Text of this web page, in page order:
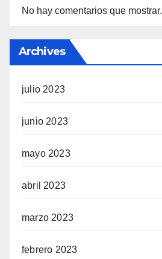
No hay comentarios que mostrar.
Archives
julio 2023
junio 2023
mayo 2023
abril 2023
marzo 2023
febrero 2023